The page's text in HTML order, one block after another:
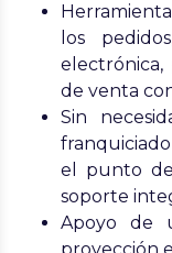
los
de venta
Sin
el punto
soporte
Apoyo de